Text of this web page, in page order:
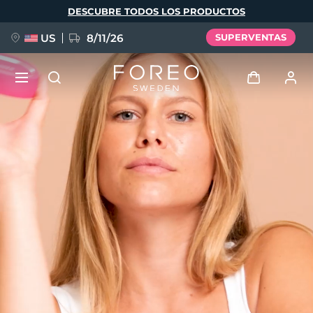
DESCUBRE TODOS LOS PRODUCTOS
US 8/11/26 SUPERVENTAS
Iniciar sesión
Perfil de usuario
Mis dispositivos
Mis pedidos
Mis direcciones
Mis suscripciones
NUEVO
FAQ™ Pure Beauty-Tech Elixir
BREAKING NEWS
issa™ Teeth Whitening Set
Idioma
Deutsch
Español
Français
Italiano
Português
Svenska
Русский
Türkçe
简体中文 繁體中文